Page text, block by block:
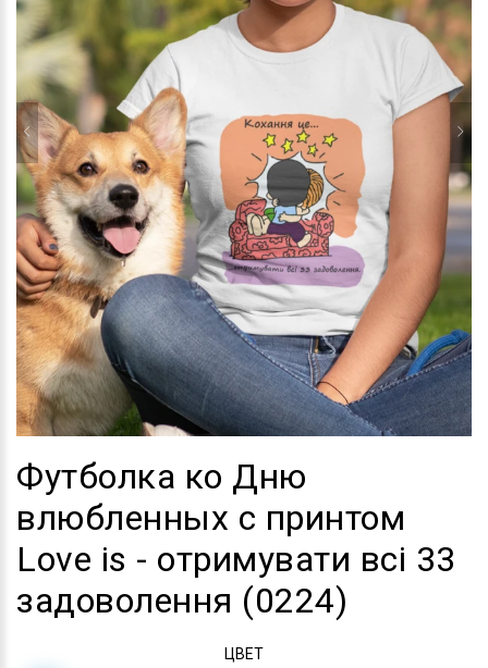
Футболка ко Дню
влюбленных с принтом
Love is - отримувати всі 33
задоволення (0224)
ЦВЕТ